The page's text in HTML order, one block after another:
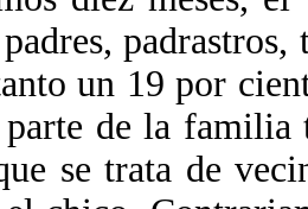
padrastros,
un 19 por
parte de la
se trata de